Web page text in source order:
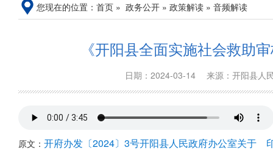
您现在的位置： 首页 » 政务公开 » 政策解读 » 音频解读
《开阳县全面实施社会救助
日期：2024-03-14 来源：开阳县
原文： 开府办发〔2024〕3号开阳县人民政府办公室关于